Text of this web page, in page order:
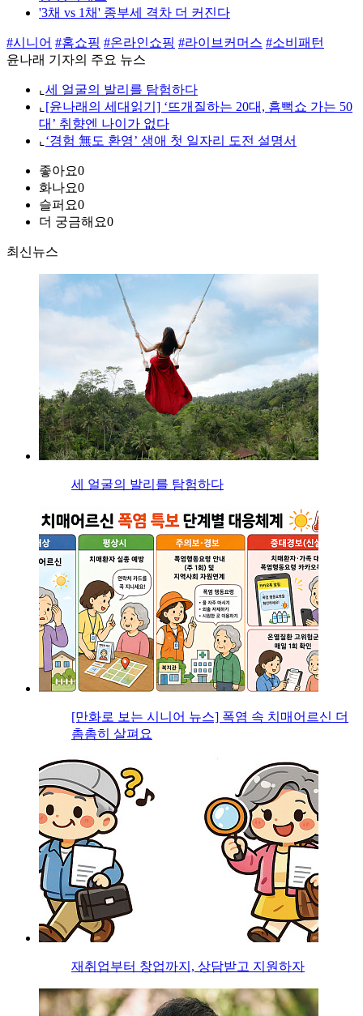
'3채 vs 1채' 종부세 격차 더 커진다
#시니어 #홈쇼핑 #온라인쇼핑 #라이브커머스 #소비패턴
윤나래 기자의 주요 뉴스
⌞ 세 얼굴의 발리를 탐험하다
⌞ [윤나래의 세대읽기] ‘뜨개질하는 20대, 흠뻑쇼 가는 50
대’ 취향엔 나이가 없다
⌞ ‘경험 無도 환영’ 생애 첫 일자리 도전 설명서
좋아요0
화나요0
슬퍼요0
더 궁금해요0
최신뉴스
세 얼굴의 발리를 탐험하다
[만화로 보는 시니어 뉴스] 폭염 속 치매어르신 더
촘촘히 살펴요
재취업부터 창업까지, 상담받고 지원하자